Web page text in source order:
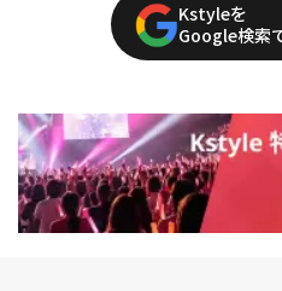
Kstyleを
Google検索